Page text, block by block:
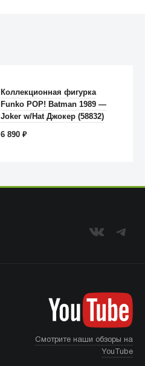
Anker
Коллекционная фигурка
Funko POP! Batman 1989 —
Joker w/Hat Джокер (58832)
6 890₽
Смотрите наши обзоры на
YouTube